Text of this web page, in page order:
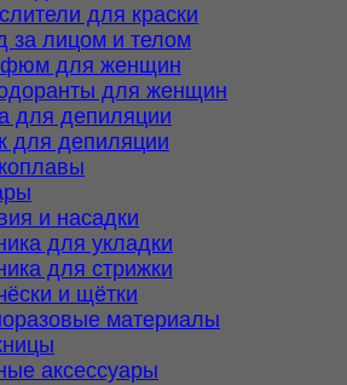
для краски
за лицом и телом
для женщин
для женщин
для депиляции
для депиляции
и насадки
для укладки
для стрижки
и щётки
материалы
аксессуары